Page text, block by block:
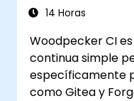
14 Horas
Woodpecker CI
continua simple
específicamente
como Gitea y